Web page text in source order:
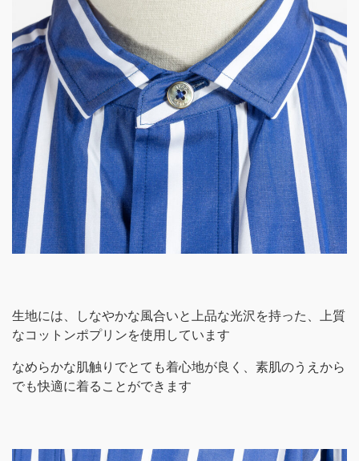
生地には、しなやかな風合いと上品な光沢を持った、上質
なコットンポプリンを使用しています
なめらかな肌触りでとても着心地が良く、素肌のうえから
でも快適に着ることができます